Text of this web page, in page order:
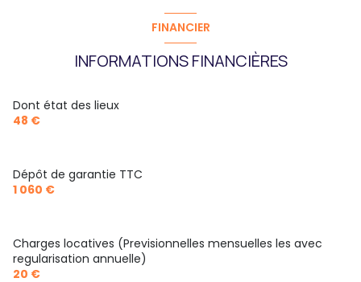
FINANCIER
INFORMATIONS FINANCIÈRES
Dont état des lieux
48 €
Dépôt de garantie TTC
1 060 €
Charges locatives (Previsionnelles mensuelles les avec
regularisation annuelle)
20 €